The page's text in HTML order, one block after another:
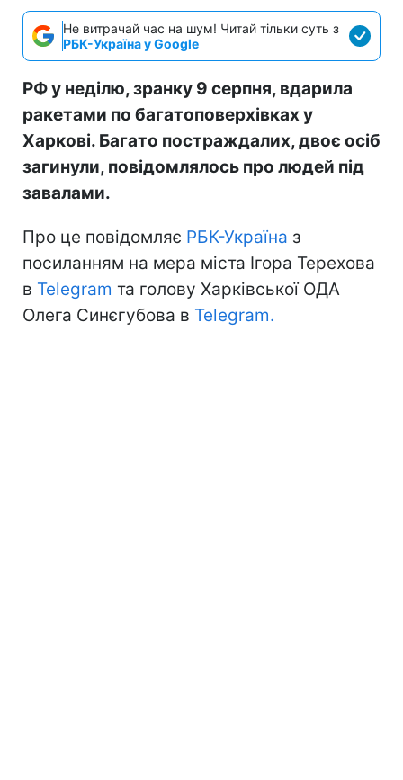
Не витрачай час на шум! Читай тільки суть з
РБК-Україна у Google
РФ у неділю, зранку 9 серпня, вдарила
ракетами по багатоповерхівках у
Харкові. Багато постраждалих, двоє осіб
загинули, повідомлялось про людей під
завалами.
Про це повідомляє РБК-Україна з
посиланням на мера міста Ігора Терехова
в Telegram та голову Харківської ОДА
Олега Синєгубова в Telegram.